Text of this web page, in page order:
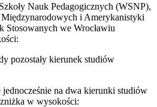
Nauk Pedagogicznych (WSNP),
i Amerykanistyki
we Wrocławiu
pozostały kierunek studiów
jednocześnie na dwa kierunki studiów
w wysokości: